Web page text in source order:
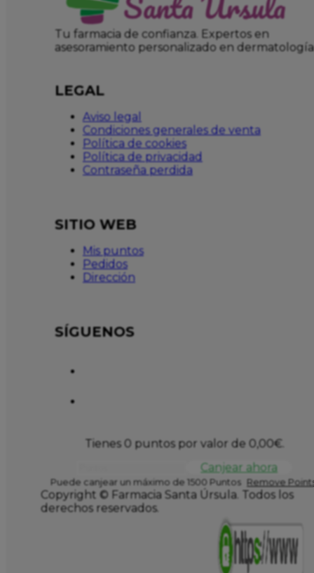
Tu farmacia de confianza. Expertos en
asesoramiento personalizado en dermatología
LEGAL
Aviso legal
Condiciones generales de venta
Política de cookies
Política de privacidad
Contraseña perdida
SITIO WEB
Mis puntos
Pedidos
Dirección
SÍGUENOS
Tienes 0 puntos por valor de 0,00€.
Canjear ahora
Puede canjear un máximo de 1500 Puntos Remove
Copyright © Farmacia Santa Úrsula. Todos los
derechos reservados.